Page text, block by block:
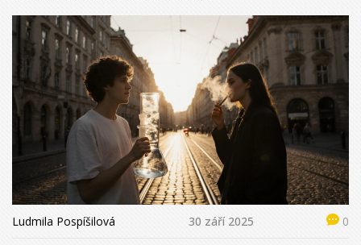
Ludmila Pospíšilová 30 září 2025 0